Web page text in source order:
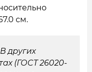
см.
других
(ГОСТ 26020-